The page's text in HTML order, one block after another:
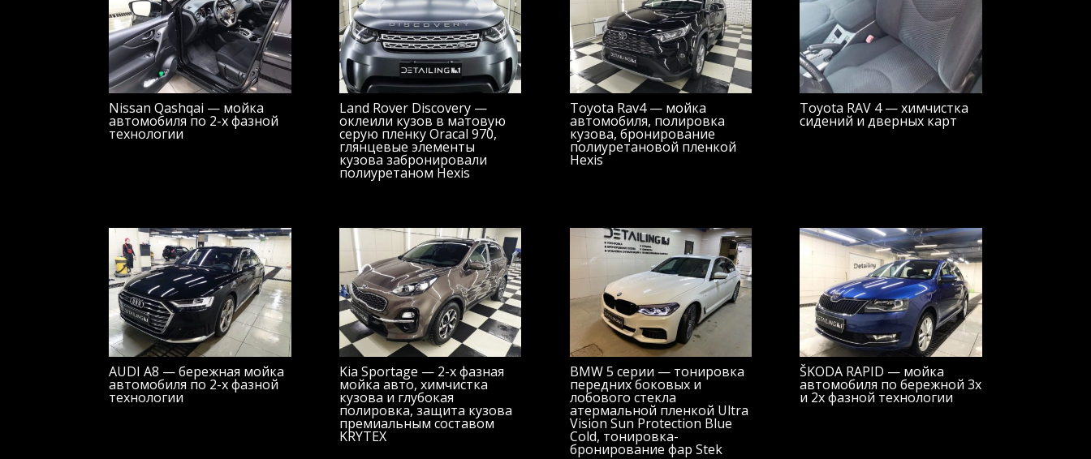
Nissan Qashqai — мойка
автомобиля по 2-х фазной
технологии
Land Rover Discovery —
оклеили кузов в матовую
серую пленку Oracal 970,
глянцевые элементы
кузова забронировали
полиуретаном Hexis
Toyota Rav4 — мойка
автомобиля, полировка
кузова, бронирование
полиуретановой пленкой
Hexis
Toyota RAV 4 — химчистка
сидений и дверных карт
AUDI A8 — бережная мойка
автомобиля по 2-х фазной
технологии
Kia Sportage — 2-х фазная
мойка авто, химчистка
кузова и глубокая
полировка, защита кузова
премиальным составом
KRYTEX
BMW 5 серии — тонировка
передних боковых и
лобового стекла
атермальной пленкой Ultra
Vision Sun Protection Blue
Cold, тонировка-
бронирование фар Stek
ŠKODA RAPID — мойка
автомобиля по бережной 3х
и 2х фазной технологии